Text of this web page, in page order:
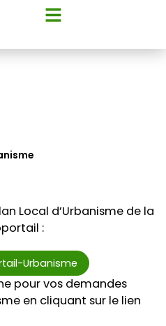
Local d’Urbanisme de la
:
Urbanisme
pour vos demandes
en cliquant sur le lien